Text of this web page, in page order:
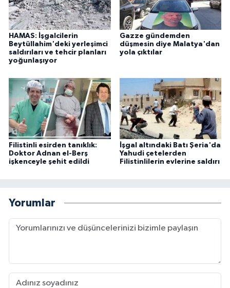
HAMAS: İşgalcilerin
Beytüllahim'deki yerleşimci
saldırıları ve tehcir planları
yoğunlaşıyor
Gazze gündemden
düşmesin diye Malatya'dan
yola çıktılar
Filistinli esirden tanıklık:
Doktor Adnan el-Berş
işkenceyle şehit edildi
İşgal altındaki Batı Şeria'da
Yahudi çetelerden
Filistinlilerin evlerine saldırı
Yorumlar